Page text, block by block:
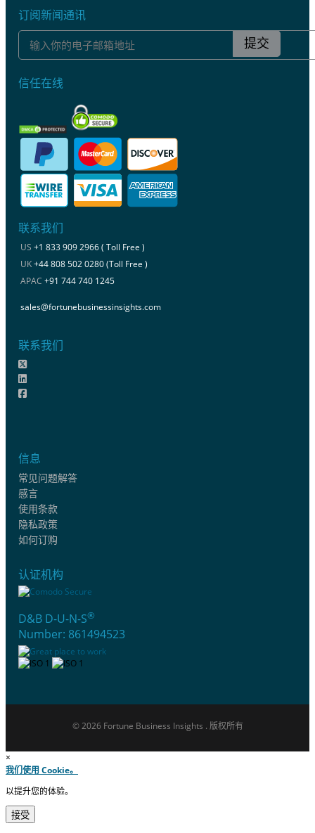
订阅新闻通讯
提交
信任在线
联系我们
US +1 833 909 2966 ( Toll Free )
UK+44 808 502 0280 (Toll Free )
APAC +91 744 740 1245
sales@fortunebusinessinsights.com
联系我们
信息
常见问题解答
感言
使用条款
隐私政策
如何订购
认证机构
D&B D-U-N-S®
Number: 861494523
© 2026 Fortune Business Insights . 版权所有
×
我们使用 Cookie。
以提升您的体验。
接受